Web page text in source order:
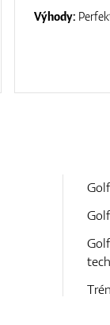
Výhody: